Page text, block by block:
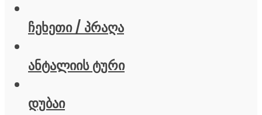
ჩეხეთი / პრაღა
ანტალიის ტური
დუბაი